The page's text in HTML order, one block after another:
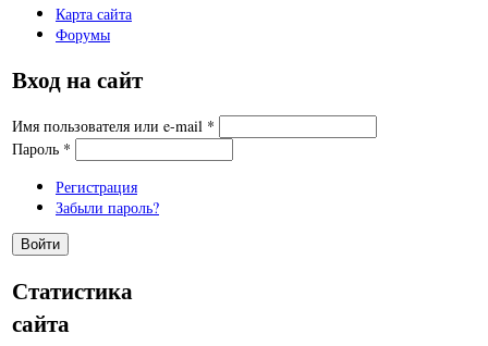
Карта сайта
Форумы
Вход на сайт
Имя пользователя или e-mail *
Пароль *
Регистрация
Забыли пароль?
Статистика
сайта